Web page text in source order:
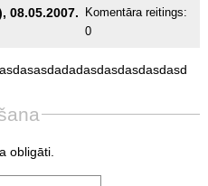
08.05.2007.
Komentāra reitings:
0
obligāti.